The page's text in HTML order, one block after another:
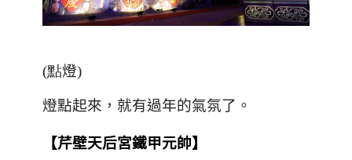
(點燈)
燈點起來，就有過年的氣氛了。
【芹壁天后宮鐵甲元帥】